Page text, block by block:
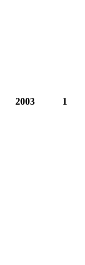
2003 1